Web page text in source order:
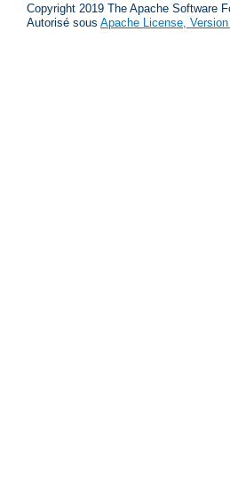
Copyright 2019 The Apache Software
Autorisé sous Apache License,